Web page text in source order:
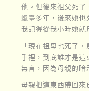
他。但後來祖父死了
蠟臺多年，後來她也
我記得從我小時她就
「現在祖母也死了
手裡，到底誰才是這
無言，因為母親的暗
母親把這東西帶回來